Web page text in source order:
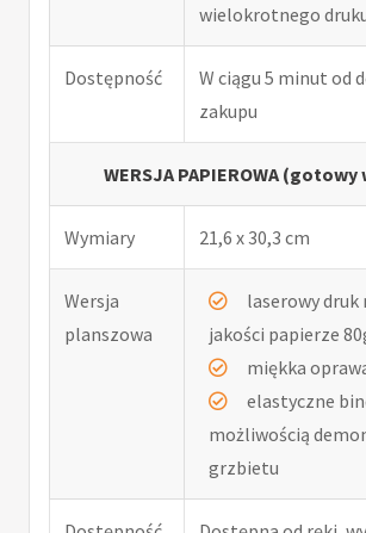
wielokrotnego
Dostępność
W ciągu 5 minut od
zakupu
WERSJA PAPIEROWA
Wymiary 21,6 x 30,3 cm
Wersja
planszowa
laserowy druk
jakości papierze
miękka
elastyczne
możliwością
grzbietu